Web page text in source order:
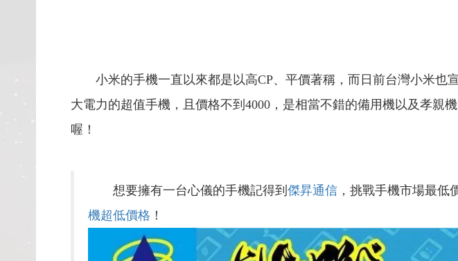
小米的手機一直以來都是以高CP、平價著稱，而日前台灣小米也
大電力的超值手機，且價格不到4000，是相當不錯的備用機以及孝
喔！
想要擁有一台心儀的手機記得到 傑昇通信 ，挑戰手機市場最低
機超低價格 ！